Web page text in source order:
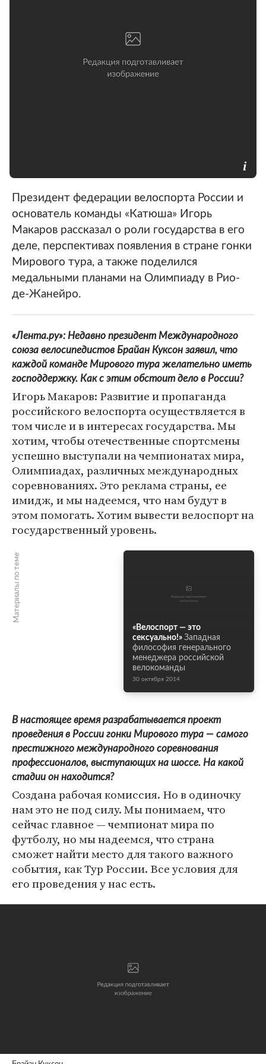
Президент федерации велоспорта России и
основатель команды «Катюша» Игорь
Макаров рассказал о роли государства в его
деле, перспективах появления в стране гонки
Мирового тура, а также поделился
медальными планами на Олимпиаду в Рио-
де-Жанейро.
«Лента.ру»: Недавно президент Международного
союза велосипедистов Брайан Куксон заявил, что
каждой команде Мирового тура желательно иметь
господдержку. Как с этим обстоит дело в России?
Игорь Макаров: Развитие и пропаганда
российского велоспорта осуществляется в
том числе и в интересах государства. Мы
хотим, чтобы отечественные спортсмены
успешно выступали на чемпионатах мира,
Олимпиадах, различных международных
соревнованиях. Это реклама страны, ее
имидж, и мы надеемся, что нам будут в
этом помогать. Хотим вывести велоспорт на
государственный уровень.
Материалы по теме
«Велоспорт — это
сексуально!» Западная
философия генерального
менеджера российской
велокоманды
30 октября 2014
В настоящее время разрабатывается проект
проведения в России гонки Мирового тура — самого
престижного международного соревнования
профессионалов, выступающих на шоссе. На какой
стадии он находится?
Создана рабочая комиссия. Но в одиночку
нам это не под силу. Мы понимаем, что
сейчас главное — чемпионат мира по
футболу, но мы надеемся, что страна
сможет найти место для такого важного
события, как Тур России. Все условия для
его проведения у нас есть.